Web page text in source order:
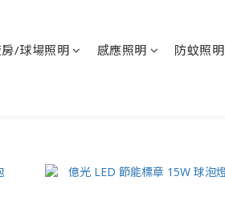
/球場照明 感應照明 防蚊照明